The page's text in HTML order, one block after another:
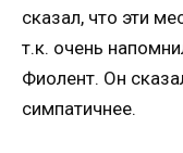
сказал, что эти
т.к. очень
Фиолент. Он
симпатичнее.